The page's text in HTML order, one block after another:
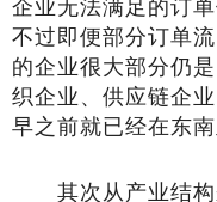
企业无法满足的订
不过即便部分订单
的企业很大部分仍
织企业、供应链企
早之前就已经在东
其次从产业结构